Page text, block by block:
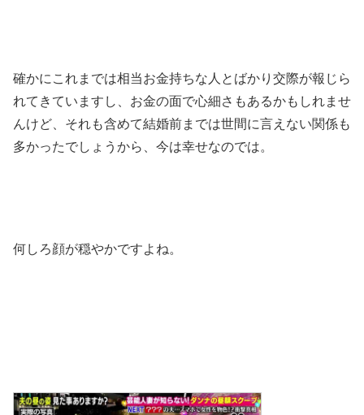
確かにこれまでは相当お金持ちな人とばかり交際が報じら
れてきていますし、お金の面で心細さもあるかもしれませ
んけど、それも含めて結婚前までは世間に言えない関係も
多かったでしょうから、今は幸せなのでは。
何しろ顔が穏やかですよね。